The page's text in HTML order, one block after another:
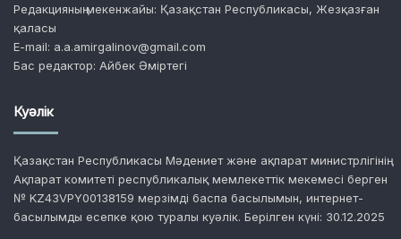
Редакцияның мекенжайы: Қазақстан Республикасы, Жезқазған
қаласы
E-mail: a.a.amirgalinov@gmail.com
Бас редактор: Айбек Әміртегі
Куәлік
Қазақстан Республикасы Мәдениет және ақпарат министрлігінің
Ақпарат комитеті республикалық мемлекеттік мекемесі берген
№ KZ43VPY00138159 мерзімді баспа басылымын, интернет-
басылымды есепке қою туралы куәлік. Берілген күні: 30.12.2025